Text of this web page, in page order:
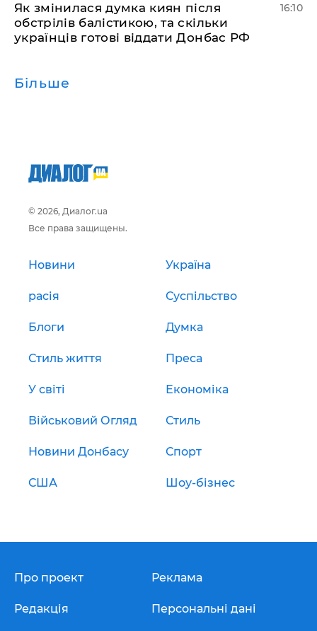
Як змінилася думка киян після
обстрілів балістикою, та скільки
українців готові віддати Донбас РФ
16:10
Більше
© 2026, Диалог.ua
Все права защищены.
Новини Україна
расія Суспільство
Блоги Думка
Стиль життя Преса
У світі Економіка
Військовий Огляд Стиль
Новини Донбасу Спорт
США Шоу-бізнес
Про проект
Редакція
Реклама
Персональні дані